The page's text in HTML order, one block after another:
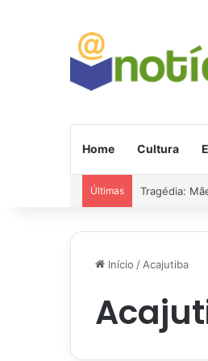
Home Cultura
Últimas Tragédia:
Início / Acajutiba